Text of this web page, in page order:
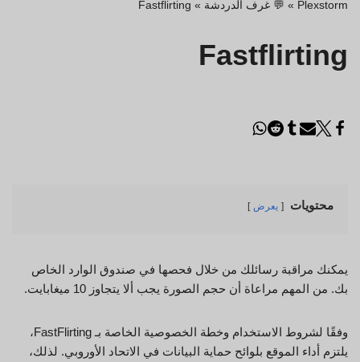
Plexstorm
» 💬 غرف الدردشة »
Fastflirting
Fastflirting
محتويات يعرض
يمكنك مراقبة رسائلك من خلال فحصها في صندوق الوارد الخاص
بك. من المهم مراعاة أن حجم الصورة يجب ألا يتجاوز 10 ميغابايت.
وفقًا لشروط الاستخدام وخطة الخصوصية الخاصة بـ FastFlirting،
يلتزم أداء الموقع بلوائح حماية البيانات في الاتحاد الأوروبي. لذلك،